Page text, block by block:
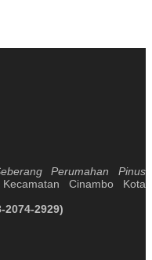
Perumahan Pinus
Cinambo Kota
2074-2929)